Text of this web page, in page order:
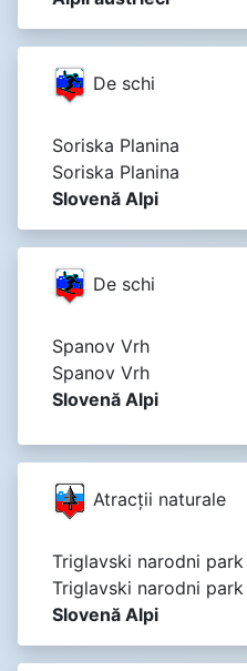
De schi
Soriska Planina
Soriska Planina
Slovenă Alpi
De schi
Spanov Vrh
Spanov Vrh
Slovenă Alpi
Atracţii naturale
Triglavski narodni park
Triglavski narodni park
Slovenă Alpi